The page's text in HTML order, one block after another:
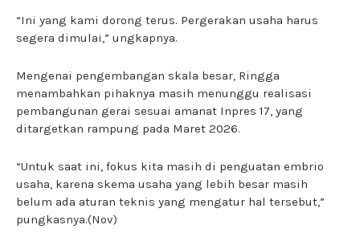
“Ini yang kami dorong terus. Pergerakan usaha harus
segera dimulai,” ungkapnya.
Mengenai pengembangan skala besar, Ringga
menambahkan pihaknya masih menunggu realisasi
pembangunan gerai sesuai amanat Inpres 17, yang
ditargetkan rampung pada Maret 2026.
“Untuk saat ini, fokus kita masih di penguatan embrio
usaha, karena skema usaha yang lebih besar masih
belum ada aturan teknis yang mengatur hal tersebut,”
pungkasnya.(Nov)